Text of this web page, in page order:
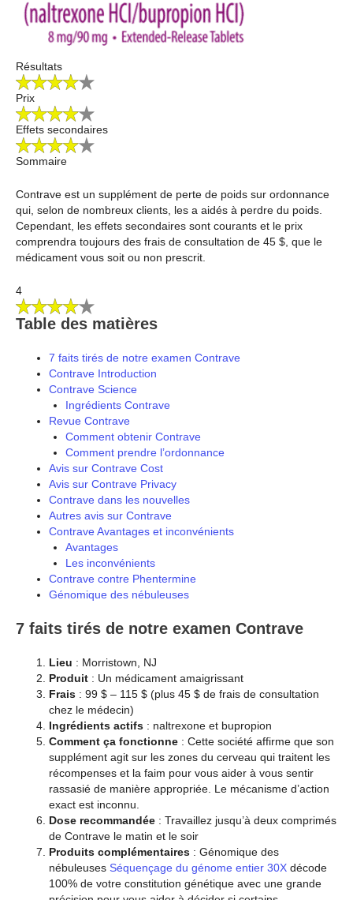
Résultats
Prix
Effets secondaires
Sommaire
Contrave est un supplément de perte de poids sur ordonnance
qui, selon de nombreux clients, les a aidés à perdre du poids.
Cependant, les effets secondaires sont courants et le prix
comprendra toujours des frais de consultation de 45 $, que le
médicament vous soit ou non prescrit.
4
Table des matières
7 faits tirés de notre examen Contrave
Contrave Introduction
Contrave Science
Ingrédients Contrave
Revue Contrave
Comment obtenir Contrave
Comment prendre l’ordonnance
Avis sur Contrave Cost
Avis sur Contrave Privacy
Contrave dans les nouvelles
Autres avis sur Contrave
Contrave Avantages et inconvénients
Avantages
Les inconvénients
Contrave contre Phentermine
Génomique des nébuleuses
7 faits tirés de notre examen Contrave
Lieu : Morristown, NJ
Produit : Un médicament amaigrissant
Frais : 99 $ – 115 $ (plus 45 $ de frais de consultation
chez le médecin)
Ingrédients actifs : naltrexone et bupropion
Comment ça fonctionne : Cette société affirme que son
supplément agit sur les zones du cerveau qui traitent les
récompenses et la faim pour vous aider à vous sentir
rassasié de manière appropriée. Le mécanisme d’action
exact est inconnu.
Dose recommandée : Travaillez jusqu’à deux comprimés
de Contrave le matin et le soir
Produits complémentaires : Génomique des
nébuleuses Séquençage du génome entier 30X décode
100% de votre constitution génétique avec une grande